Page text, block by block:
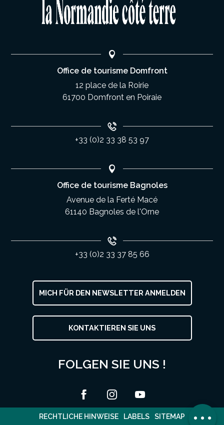
Kommentare
MICH FÜR DEN NEWSLETTER ANMELDEN
KONTAKTIEREN SIE UNS
FOLGEN SIE UNS !
Office de tourisme Domfront
12 place de la Roirie
61700 Domfront en Poiraie
+33 (0)2 33 38 53 97
Office de tourisme Bagnoles
Avenue de la Ferté Macé
61140 Bagnoles de l'Orne
+33 (0)2 33 37 85 66
RECHTLICHE HINWEISE LABELS SITEMAP